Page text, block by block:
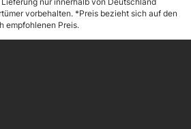
vorbehalten. *Preis bezieht sich auf den
empfohlenen Preis.